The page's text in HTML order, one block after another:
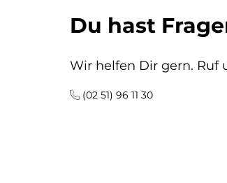
Du hast
Wir helfen Dir gern. Ruf
(02 51) 96 11 30